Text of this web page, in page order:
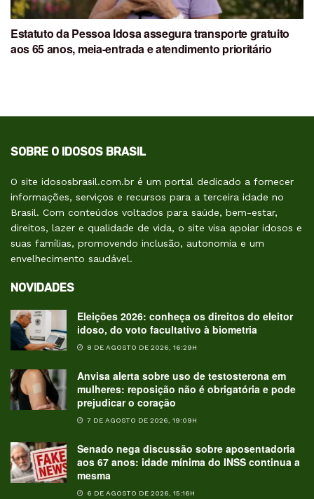
Estatuto da Pessoa Idosa assegura transporte gratuito
aos 65 anos, meia-entrada e atendimento prioritário
SOBRE O IDOSOS BRASIL
O site idososbrasil.com.br é um portal dedicado a fornecer
informações, serviços e recursos para a terceira idade no
Brasil. Com conteúdos voltados para saúde, bem-estar,
direitos, lazer e qualidade de vida, o site visa apoiar idosos e
suas famílias, promovendo inclusão, autonomia e um
envelhecimento saudável.
NOVIDADES
Eleições 2026: conheça os direitos do eleitor
idoso, do voto facultativo à biometria
8 DE AGOSTO DE 2026, 16:29H
Anvisa alerta sobre uso de testosterona em
mulheres: reposição não é obrigatória e pode
prejudicar o coração
7 DE AGOSTO DE 2026, 19:09H
Senado nega discussão sobre aposentadoria
aos 67 anos: idade mínima do INSS continua a
mesma
6 DE AGOSTO DE 2026, 15:16H